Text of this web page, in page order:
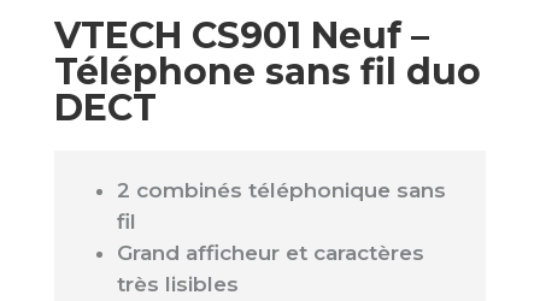
VTECH CS901 Neuf –
Téléphone sans fil duo
DECT
2 combinés téléphonique sans
fil
Grand afficheur et caractères
très lisibles